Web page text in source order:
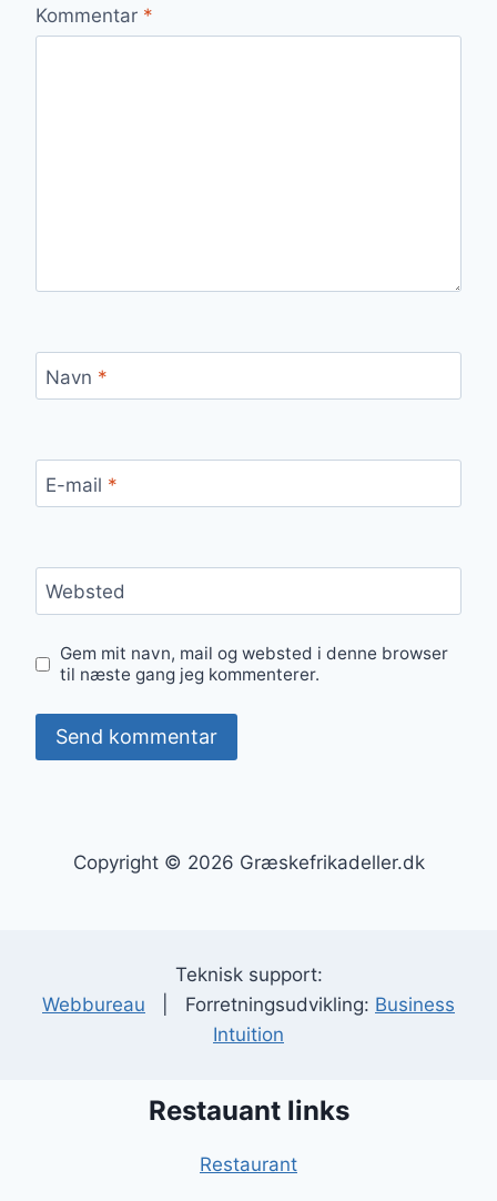
Kommentar *
Navn *
E-mail *
Websted
Gem mit navn, mail og websted i denne browser
til næste gang jeg kommenterer.
Copyright © 2026 Græskefrikadeller.dk
Teknisk support:
Webbureau | Forretningsudvikling: Business
Intuition
Restauant links
Restaurant